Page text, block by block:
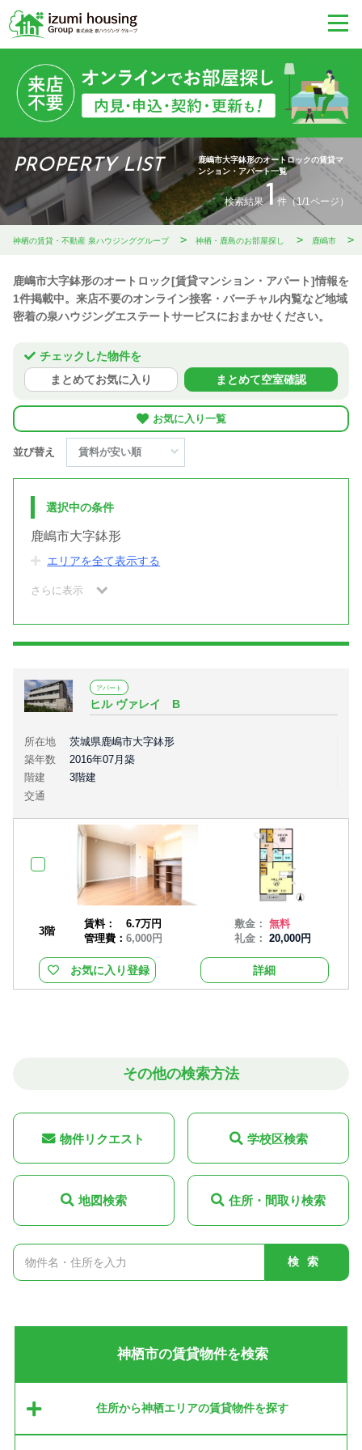
PROPERTY LIST
鹿嶋市大字鉢形のオートロックの賃貸マ
ンション・アパート一覧
検索結果1件（1/1ページ）
神栖の賃貸・不動産 泉ハウジンググループ 神栖・鹿島のお部屋探し 鹿嶋市
鹿嶋市大字鉢形のオートロック[賃貸マンション・アパート]情報を
1件掲載中。来店不要のオンライン接客・バーチャル内覧など地域
密着の泉ハウジングエステートサービスにおまかせください。
チェックした物件を
まとめてお気に入り
まとめて空室確認
お気に入り一覧
並び替え
アパート
ヒル ヴァレイ B
所在地
茨城県鹿嶋市大字鉢形
築年数
2016年07月築
階建
3階建
交通
3階
賃料：
6.7万円
管理費： 6,000円
敷金：無料
礼金：20,000円
お気に入り登録 詳細
選択中の条件
鹿嶋市大字鉢形
エリアを全て表示する
さらに表示
その他の検索方法
物件リクエスト 学校区検索
地図検索 住所・間取り検索
検索
神栖市の賃貸物件を検索
住所から神栖エリアの賃貸物件を探す